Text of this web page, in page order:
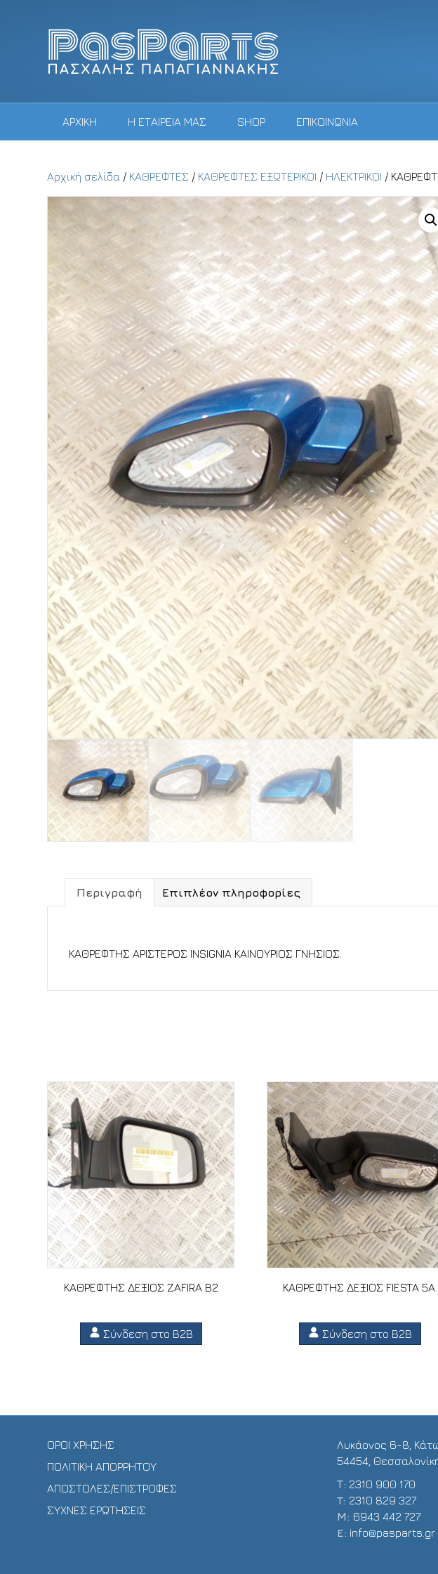
ΑΡΧΙΚΗ Η ΕΤΑΙΡΕΙΑ ΜΑΣ SHOP ΕΠΙΚΟΙΝΩΝΙΑ
Αρχική σελίδα / ΚΑΘΡΕΦΤΕΣ / ΚΑΘΡΕΦΤΕΣ ΕΞΩΤΕΡΙΚΟΙ / ΗΛΕΚΤΡΙΚΟΙ /
Περιγραφή Επιπλέον πληροφορίες
ΚΑΘΡΕΦΤΗΣ ΑΡΙΣΤΕΡΟΣ INSIGNIA ΚΑΙΝΟΥΡΙΟΣ ΓΝΗΣΙΟΣ.
ΚΑΘΡΕΦΤΗΣ ΔΕΞΙΟΣ ZAFIRA B2
Σύνδεση στο B2B
ΚΑΘΡΕΦΤΗΣ ΔΕΞΙΟΣ FIESTA 5A.
Σύνδεση στο B2B
ΟΡΟΙ ΧΡΗΣΗΣ
ΠΟΛΙΤΙΚΗ ΑΠΟΡΡΗΤΟΥ
ΑΠΟΣΤΟΛΕΣ/ΕΠΙΣΤΡΟΦΕΣ
ΣΥΧΝΕΣ ΕΡΩΤΗΣΕΙΣ
Λυκάονος 6-8,
54454,
Τ: 2310 900 170
T: 2310 829 327
Μ: 6943 442 727
E: info@pasparts.gr